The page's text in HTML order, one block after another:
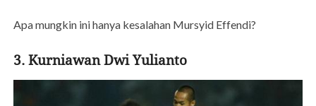
Apa mungkin ini hanya kesalahan Mursyid Effendi?
3. Kurniawan Dwi Yulianto